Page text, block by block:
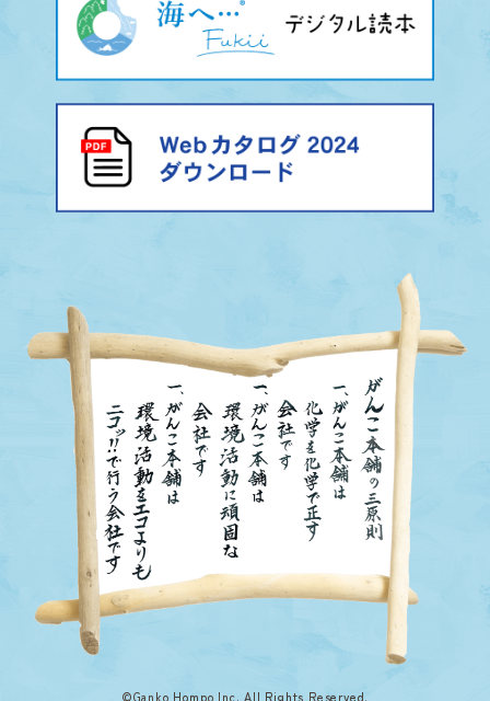
©Ganko Hompo Inc. All Rights Reserved.